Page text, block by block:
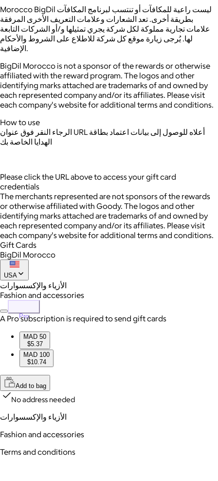
Morocco BigDil ليست راعية للمكافآت أو تنتسب لبرنامج المكافآت
بطريقة أخرى. تعد الشعارات وعلامات التعريف الأخرى المرفقة
علامات تجارية مملوكة لكل شركة يجري تمثيلها و/أو الشركات التابعة
لها. يُرجى زيارة موقع كل شركة للاطلاع على الشروط والأحكام
الإضافية.
BigDil Morocco is not a sponsor of the rewards or otherwise
affiliated with the reward program. The logos and other
identifying marks attached are trademarks of and owned by
each represented company and/or its affiliates. Please visit
each company's website for additional terms and conditions.
How to use
الرجاء النقر فوق عنوان URL أعلاه للوصول إلى بيانات اعتماد بطاقة
الهدايا الخاصة بك
Please click the URL above to access your gift card
credentials
The merchants represented are not sponsors of the rewards
or otherwise affiliated with Goody. The logos and other
identifying marks attached are trademarks of and owned by
each represented company and/or its affiliates. Please visit
each company's website for additional terms and conditions.
Gift Cards
BigDil Morocco
USA
الأزياء والإكسسوارات
Fashion and accessories
Pro
A Pro subscription is required to send gift cards
MAD 50
$5.37
MAD 100
$10.74
Add to bag
No address needed
الأزياء والإكسسوارات
Fashion and accessories
Terms and conditions